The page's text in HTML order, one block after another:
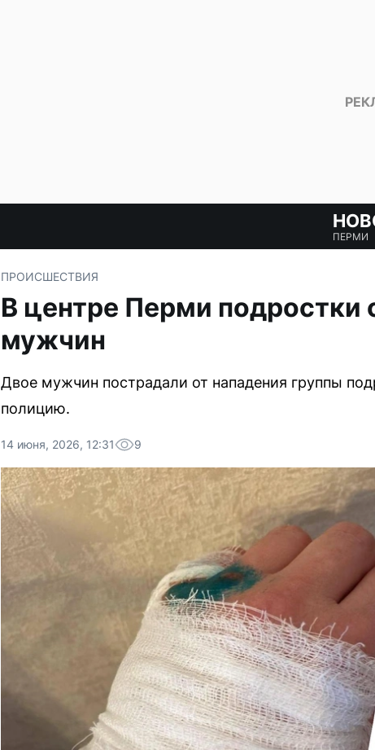
ПЕРМИ
ПРОИСШЕСТВИЯ
В центре Перми подростки
мужчин
Двое мужчин пострадали от нападения группы
полицию.
14 июня, 2026, 12:31 9